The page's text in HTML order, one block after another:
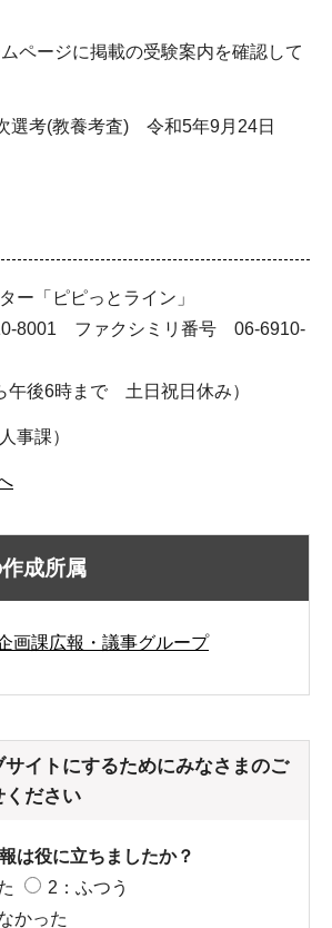
ページに掲載の受験案内を確認して
選考(教養考査) 令和5年9月24日
ー「ピピっとライン」
8001 ファクシミリ番号 06-6910-
午後6時まで 土日祝日休み）
事課）
成所属
画課広報・議事グループ
サイトにするためにみなさまのご
ください
は役に立ちましたか？
2：ふつう
かった